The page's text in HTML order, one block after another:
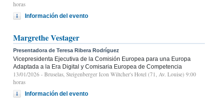
horas
Información del evento
Margrethe Vestager
Presentadora de Teresa Ribera Rodríguez
Vicepresidenta Ejecutiva de la Comisión Europea para una Europa
Adaptada a la Era Digital y Comisaria Europea de Competencia
13/01/2026 - Bruselas, Steigenberger Icon Wiltcher's Hotel (71, Av. Louise) 9:00
horas
Información del evento